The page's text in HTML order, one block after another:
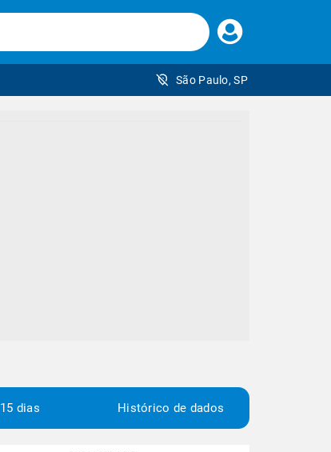
Faça
seu
São Paulo, SP
15 dias Histórico de dados